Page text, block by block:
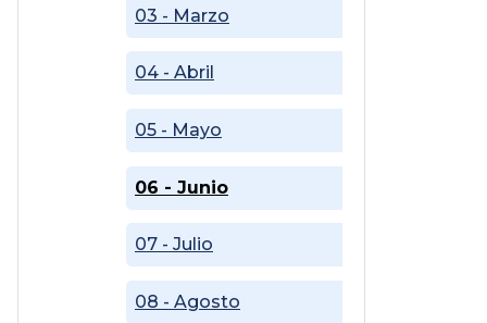
03 - Marzo
04 - Abril
05 - Mayo
06 - Junio
07 - Julio
08 - Agosto